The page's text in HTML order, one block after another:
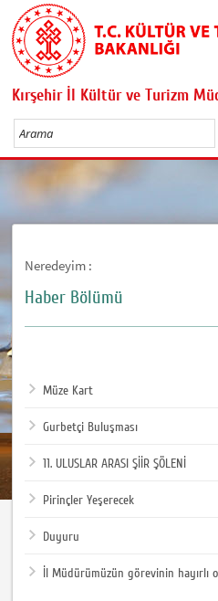
Kırşehir İl Kültür ve Turizm
Neredeyim :
Haber Bölümü
Müze Kart
Gurbetçi Buluşması
11. ULUSLAR ARASI ŞİİR ŞÖLENİ
Pirinçler Yeşerecek
Duyuru
İl Müdürümüzün görevinin hayırlı